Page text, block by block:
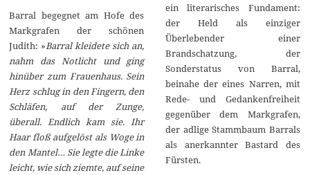
Barral begegnet am Hofe des
Markgrafen der schönen
Judith: »Barral kleidete sich an,
nahm das Notlicht und ging
hinüber zum Frauenhaus. Sein
Herz schlug in den Fingern, den
Schläfen, auf der Zunge,
überall. Endlich kam sie. Ihr
Haar floß aufgelöst als Woge in
den Mantel… Sie legte die Linke
leicht, wie sich ziemte, auf seine
ein literarisches Fundament:
der Held als einziger
Überlebender einer
Brandschatzung, der
Sonderstatus von Barral,
beinahe der eines Narren, mit
Rede- und Gedankenfreiheit
gegenüber dem Markgrafen,
der adlige Stammbaum Barrals
als anerkannter Bastard des
Fürsten.